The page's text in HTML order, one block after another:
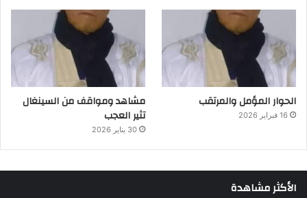
الحوار المؤمل والمرتقب
16 فبراير 2026
مشاهد ومواقف من السينغال
تثير العجب
30 يناير 2026
الأكثر مشاهدة